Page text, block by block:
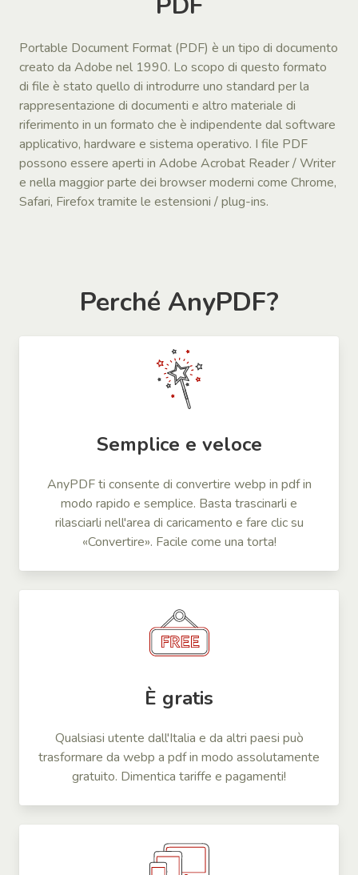
Portable Document Format (PDF) è un tipo di documento
creato da Adobe nel 1990. Lo scopo di questo formato
di file è stato quello di introdurre uno standard per la
rappresentazione di documenti e altro materiale di
riferimento in un formato che è indipendente dal software
applicativo, hardware e sistema operativo. I file PDF
possono essere aperti in Adobe Acrobat Reader / Writer
e nella maggior parte dei browser moderni come Chrome,
Safari, Firefox tramite le estensioni / plug-ins.
Perché AnyPDF?
Semplice e veloce
AnyPDF ti consente di convertire webp in pdf in
modo rapido e semplice. Basta trascinarli e
rilasciarli nell'area di caricamento e fare clic su
«Convertire». Facile come una torta!
È gratis
Qualsiasi utente dall'Italia e da altri paesi può
trasformare da webp a pdf in modo assolutamente
gratuito. Dimentica tariffe e pagamenti!